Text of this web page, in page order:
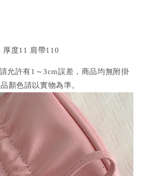
厚度11 肩帶110
允許有1～3cm誤差，商品均無附掛
顏色請以實物為準。